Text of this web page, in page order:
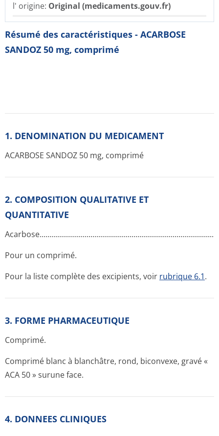
l' origine: Original (medicaments.gouv.fr)
Résumé des caractéristiques - ACARBOSE
SANDOZ 50 mg, comprimé
1. DENOMINATION DU MEDICAMENT
ACARBOSE SANDOZ 50 mg, comprimé
2. COMPOSITION QUALITATIVE ET
QUANTITATIVE
Pour un comprimé.
Pour la liste complète des excipients, voir rubrique 6.1.
3. FORME PHARMACEUTIQUE
Comprimé.
Comprimé blanc à blanchâtre, rond, biconvexe, gravé «
ACA 50 » surune face.
4. DONNEES CLINIQUES